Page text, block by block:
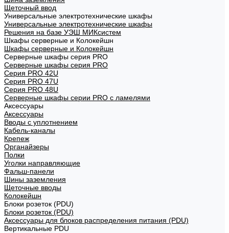
Щеточный ввод
Универсальные электротехнические шкафы
Универсальные электротехнические шкафы
Решения на базе УЭШ МИКсистем
Шкафы серверные и Колокейшн
Шкафы серверные и Колокейшн
Серверные шкафы серия PRO
Серверные шкафы серия PRO
Серия PRO 42U
Серия PRO 47U
Серия PRO 48U
Серверные шкафы серии PRO с ламелями
Аксессуары
Аксессуары
Вводы с уплотнением
Кабель-каналы
Крепеж
Органайзеры
Полки
Уголки направляющие
Фальш-панели
Шины заземления
Щеточные вводы
Колокейшн
Блоки розеток (PDU)
Блоки розеток (PDU)
Аксессуары для блоков распределения питания (PDU)
Вертикальные PDU